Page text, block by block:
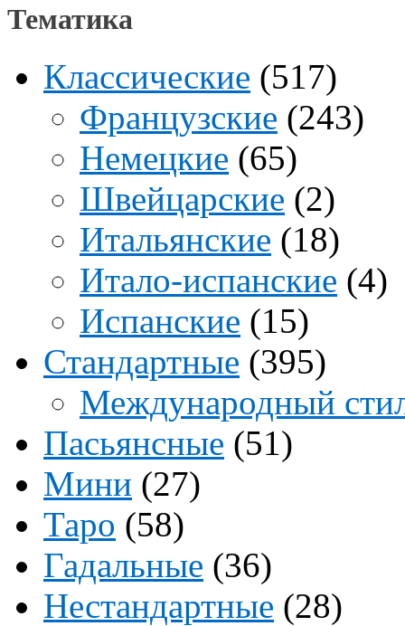
Тематика
Классические (517)
Французские (243)
Немецкие (65)
Швейцарские (2)
Итальянские (18)
Итало-испанские (4)
Испанские (15)
Стандартные (395)
Международный
Пасьянсные (51)
Мини (27)
Таро (58)
Гадальные (36)
Нестандартные (28)